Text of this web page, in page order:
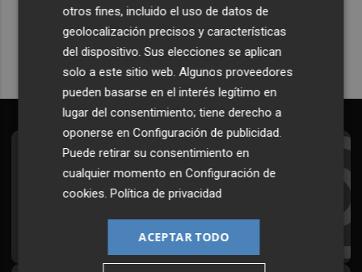
Quiero suscribirme
Suscríbete al Boletín
Todos los días a primera hora en tu email
otros fines, incluido el uso de datos de
geolocalización precisos y características
del dispositivo. Sus elecciones se aplican
solo a este sitio web. Algunos proveedores
pueden basarse en el interés legítimo en
lugar del consentimiento; tiene derecho a
oponerse enConfiguración de publicidad.
Puede retirar su consentimiento en
cualquier momento enConfiguración de
cookies.Política de privacidad
ACEPTAR TODO